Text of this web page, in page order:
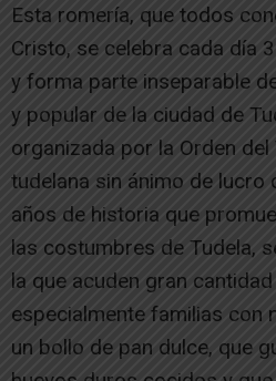
Esta romería, que todos
Cristo, se celebra cada día
y forma parte inseparable
y popular de la ciudad de
organizada por la Orden
tudelana sin ánimo de lucro
años de historia que
las costumbres de Tudela,
la que acuden gran
especialmente familias con
un bollo de pan dulce, que